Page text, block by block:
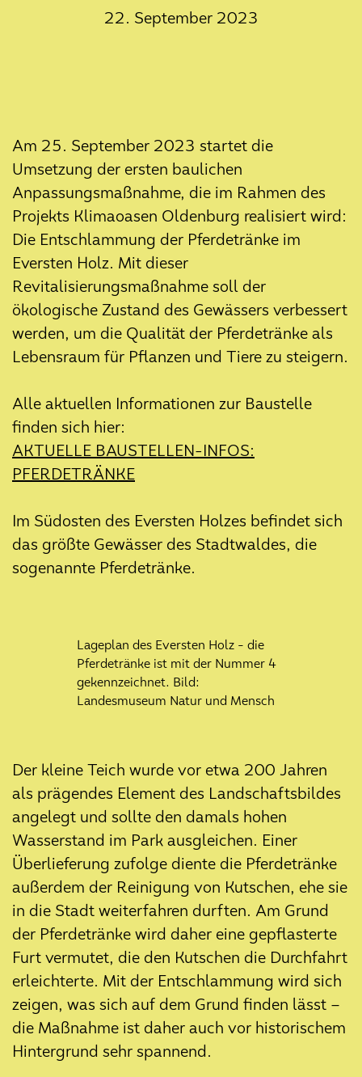
01. Juni 2026
Aufbau der Erlebnisstationen ist
27. April 2026
Forschungsergebnisse zum
Eversten Holz
21. Januar 2026
Jahresrückblick 2025
18. Dezember 2025
Aktuelle Baustellen-Infos:
Grabensanierung im Eversten Holz
05. Dezember 2025
Lebenshecke: Erste
Erlebnisstation im Eversten Holz
12. November 2025
Klimaoasen erhält den UGO-
Open-Science-Preis 2025
Klimaoasen zu Gast beim KliWi
Podcast
01. Oktober 2025
Baustart für die Renaturierung der
25. September 2025
Aktueller Stand: Baumkataster
und klimaresiliente
Nachbepflanzung
17. September 2025
Klimaoasen-Maßnahmen in der
NATURgewinnt App
18. August 2025
Klimaoasen jetzt als Praxisbeispiel
auf der EU Mission
Implementation Plattform
10. Juli 2025
Ausstellung: Eco Agencies
Oldenburg
25. Juni 2025
Baustart für die Grabensanierung
im Eversten Holz
22. September 2023
Am 25. September 2023 startet die
Umsetzung der ersten baulichen
Anpassungsmaßnahme, die im Rahmen des
Projekts Klimaoasen Oldenburg realisiert wird:
Die Entschlammung der Pferdetränke im
Eversten Holz. Mit dieser
Revitalisierungsmaßnahme soll der
ökologische Zustand des Gewässers verbessert
werden, um die Qualität der Pferdetränke als
Lebensraum für Pflanzen und Tiere zu steigern.
Alle aktuellen Informationen zur Baustelle
finden sich hier:
AKTUELLE BAUSTELLEN-INFOS:
PFERDETRÄNKE
Im Südosten des Eversten Holzes befindet sich
das größte Gewässer des Stadtwaldes, die
sogenannte Pferdetränke.
Lageplan des Eversten Holz - die
Pferdetränke ist mit der Nummer 4
gekennzeichnet. Bild:
Landesmuseum Natur und Mensch
Der kleine Teich wurde vor etwa 200 Jahren
als prägendes Element des Landschaftsbildes
angelegt und sollte den damals hohen
Wasserstand im Park ausgleichen. Einer
Überlieferung zufolge diente die Pferdetränke
außerdem der Reinigung von Kutschen, ehe sie
in die Stadt weiterfahren durften. Am Grund
der Pferdetränke wird daher eine gepflasterte
Furt vermutet, die den Kutschen die Durchfahrt
erleichterte. Mit der Entschlammung wird sich
zeigen, was sich auf dem Grund finden lässt –
die Maßnahme ist daher auch vor historischem
Hintergrund sehr spannend.